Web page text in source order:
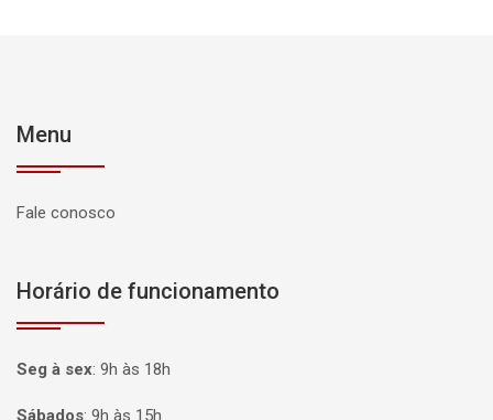
Menu
Fale conosco
Horário de funcionamento
Seg à sex: 9h às 18h
Sábados: 9h às 15h